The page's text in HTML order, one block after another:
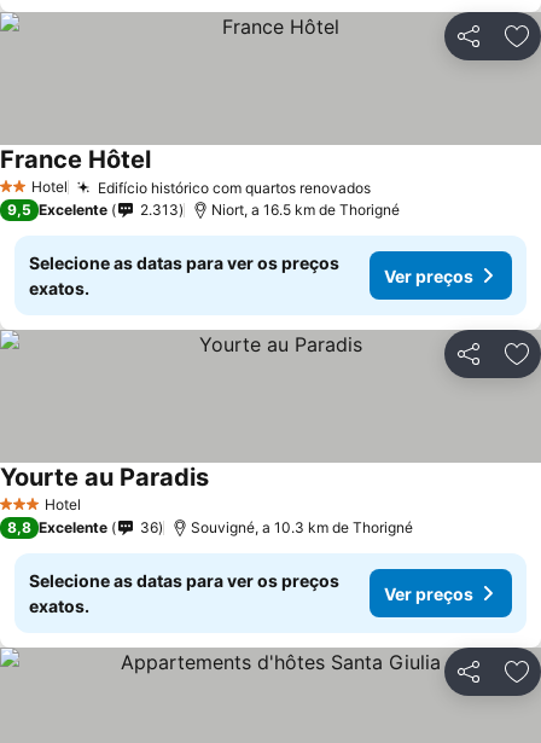
Partilhar
2 Estrelas
Hotel Edifício histórico com quartos renovados
France Hôtel
9,5 Excelente 2.313 Niort, a 16.5 km de Thorigné
Selecione as datas para ver os preços
exatos.
Ver preços
Partilhar
3 EstrelasHotel
Yourte au Paradis
8,8 Excelente 36 Souvigné, a 10.3 km de Thorigné
Selecione as datas para ver os preços
exatos.
Ver preços
Partilhar